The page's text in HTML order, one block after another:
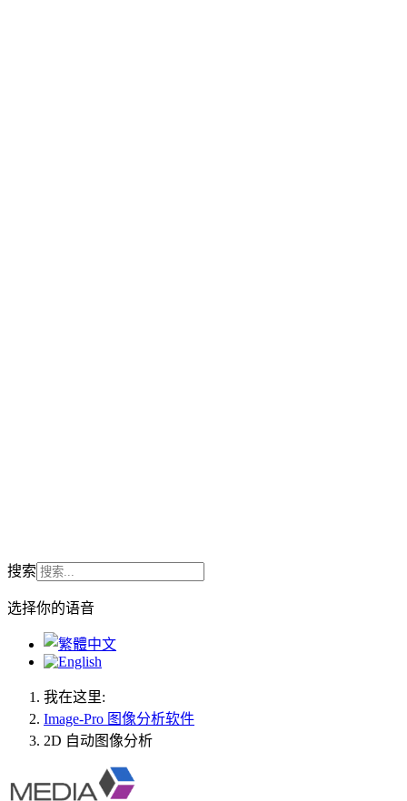
搜索
选择你的语音
我在这里:
Image-Pro 图像分析软件
2D 自动图像分析